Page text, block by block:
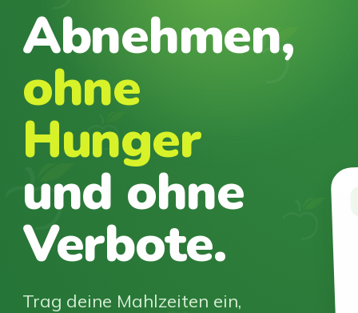
Abnehmen,
ohne
Hunger
und ohne
Verbote.
Trag deine Mahlzeiten ein,